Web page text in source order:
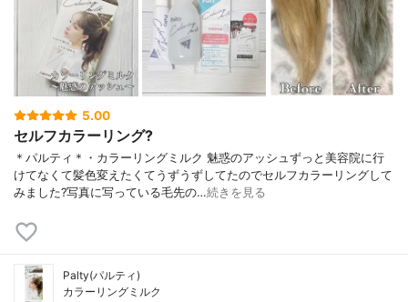
5.00
セルフカラーリング?
＊パルティ＊・カラーリングミルク 魅惑のアッシュずっと美容院に行
けてなくて髪色変えたくてうずうずしてたのでセルフカラーリングして
みました?写真に写っている毛先の…続きを見る
Palty(パルティ)
カラーリングミルク